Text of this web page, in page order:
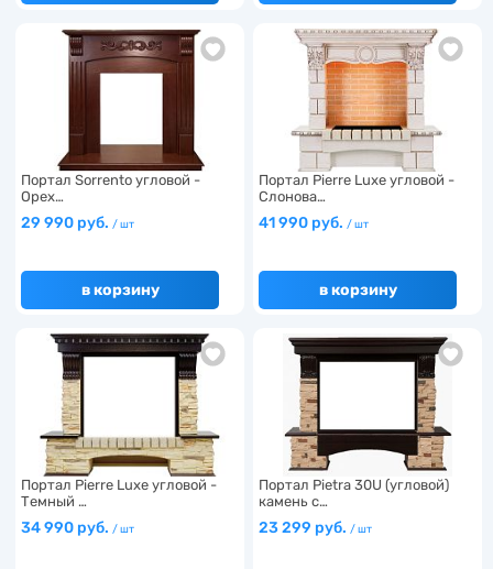
Портал Sorrento угловой -
Орех…
29 990 руб. / шт
в корзину
Портал Pierre Luxe угловой -
Слонова…
41 990 руб. / шт
в корзину
Портал Pierre Luxe угловой -
Темный …
34 990 руб. / шт
Портал Pietra 30U (угловой)
камень с…
23 299 руб. / шт